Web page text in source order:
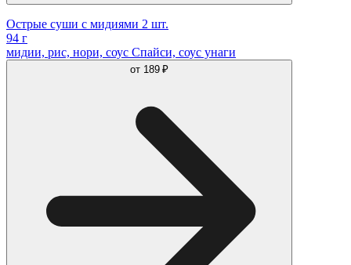
Острые суши с мидиями 2 шт.
94 г
мидии, рис, нори, соус Спайси, соус унаги
от 189 ₽